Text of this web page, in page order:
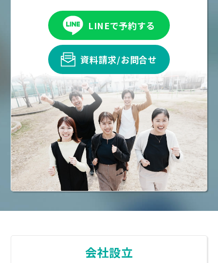
LINEで予約する
資料請求/お問合せ
会社設立